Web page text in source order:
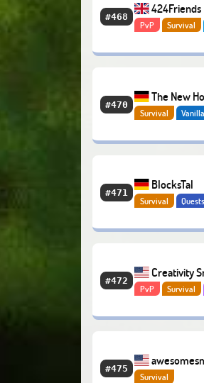
#468
424Friends
PvP Survival
#470
The New
Survival Vanilla
#471
BlocksTal
Survival Quests
#472
Creativity
PvP Survival
#475
Survival